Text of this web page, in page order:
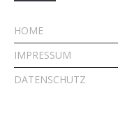
HOME
IMPRESSUM
DATENSCHUTZ